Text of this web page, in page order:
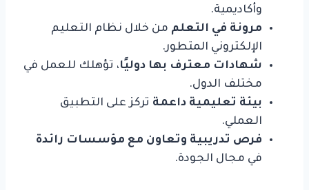
وأكاديمية.
مرونة في التعلم من خلال نظام التعليم
الإلكتروني المتطور.
شهادات معترف بها دوليًا، تؤهلك للعمل في
مختلف الدول.
بيئة تعليمية داعمة تركز على التطبيق
العملي.
فرص تدريبية وتعاون مع مؤسسات رائدة
في مجال الجودة.